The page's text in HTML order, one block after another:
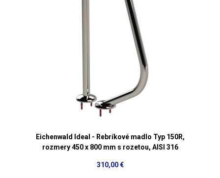
Eichenwald Ideal - Rebríkové madlo Typ 150R,
rozmery 450 x 800 mm s rozetou, AISI 316
310,00 €